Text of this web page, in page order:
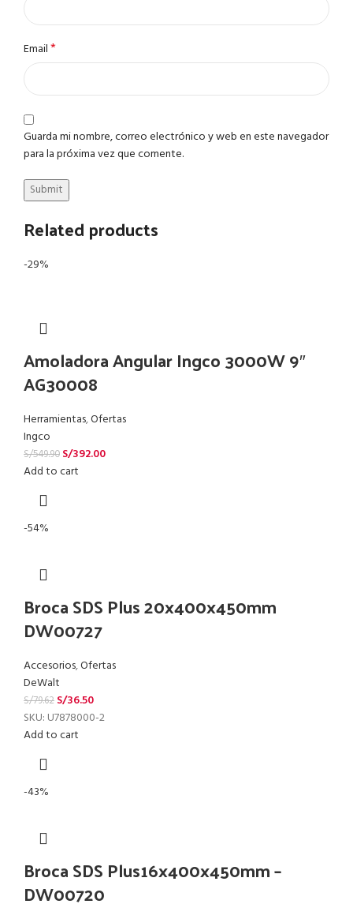
Email*
Guarda mi nombre, correo electrónico y web en este navegador
para la próxima vez que comente.
Related products
-29%
Amoladora Angular Ingco 3000W 9″
AG30008
Herramientas,Ofertas
Ingco
S/549.90 S/392.00
Add to cart
-54%
Broca SDS Plus 20x400x450mm
DW00727
Accesorios,Ofertas
DeWalt
S/79.62 S/36.50
SKU: U7878000-2
Add to cart
-43%
Broca SDS Plus16x400x450mm –
DW00720